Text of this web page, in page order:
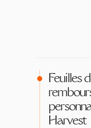
Feuilles
Harvest